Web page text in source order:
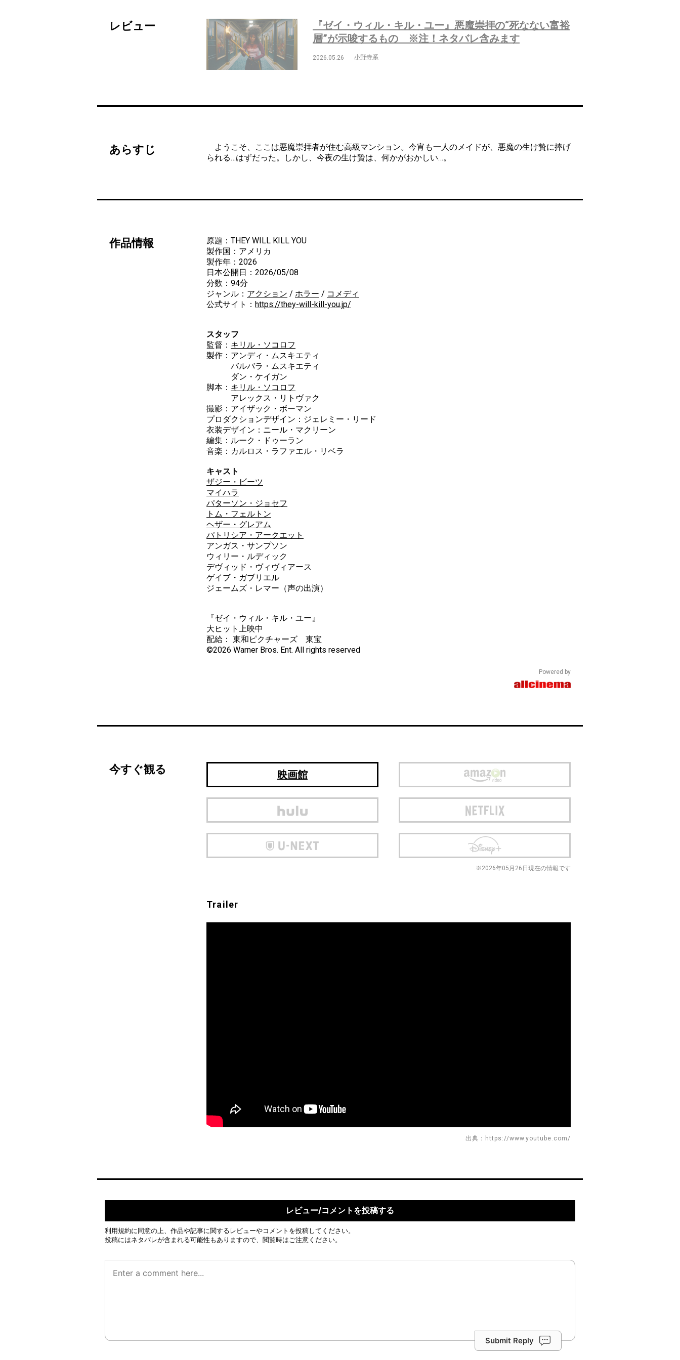
レビュー
『ゼイ・ウィル・キル・ユー』悪魔崇拝の“死なない富裕
層”が示唆するもの ※注！ネタバレ含みます
2026.05.26 小野寺系
あらすじ
ようこそ、ここは悪魔崇拝者が住む高級マンション。今宵も一人のメイドが、悪魔の生け贄に捧げ
られる…はずだった。しかし、今夜の生け贄は、何かがおかしい…。
作品情報
原題：THEY WILL KILL YOU
製作国：アメリカ
製作年：2026
日本公開日：2026/05/08
分数：94分
ジャンル： アクション / ホラー / コメディ
公式サイト： https://they-will-kill-you.jp/
スタッフ
監督： キリル・ソコロフ
製作：アンディ・ムスキエティ
バルバラ・ムスキエティ
ダン・ケイガン
脚本： キリル・ソコロフ
アレックス・リトヴァク
撮影：アイザック・ボーマン
プロダクションデザイン：ジェレミー・リード
衣装デザイン：ニール・マクリーン
編集：ルーク・ドゥーラン
音楽：カルロス・ラファエル・リベラ
キャスト
ザジー・ビーツ
マイハラ
パターソン・ジョセフ
トム・フェルトン
ヘザー・グレアム
パトリシア・アークエット
アンガス・サンプソン
ウィリー・ルディック
デヴィッド・ヴィヴィアース
ゲイブ・ガブリエル
ジェームズ・レマー（声の出演）
『ゼイ・ウィル・キル・ユー』
大ヒット上映中
配給： 東和ピクチャーズ 東宝
©2026 Warner Bros. Ent. All rights reserved
Powered by
今すぐ観る 映画館
※2026年05月26日現在の情報です
Trailer
出典：https://www.youtube.com/
レビュー/コメントを投稿する
利用規約に同意の上、作品や記事に関するレビューやコメントを投稿してください。
投稿にはネタバレが含まれる可能性もありますので、閲覧時はご注意ください。
Submit Reply